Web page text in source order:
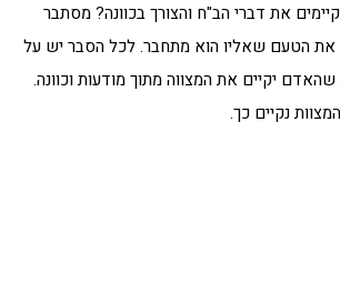
את דברי הב"ח והצורך בכוונה? מסתבר
הטעם שאליו הוא מתחבר. לכל הסבר יש על
יקיים את המצווה מתוך מודעות וכוונה.
נקיים כך.